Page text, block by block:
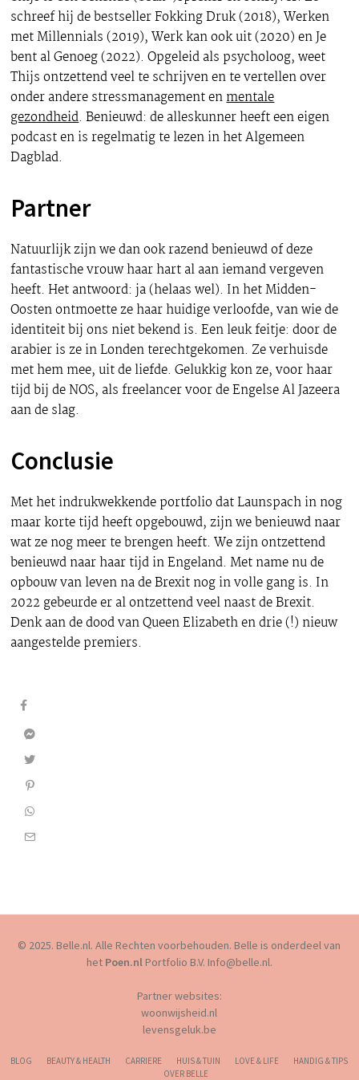
schreef hij de bestseller Fokking Druk (2018), Werken
met Millennials (2019), Werk kan ook uit (2020) en Je
bent al Genoeg (2022). Opgeleid als psycholoog, weet
Thijs ontzettend veel te schrijven en te vertellen over
onder andere stressmanagement enmentale
gezondheid. Benieuwd: de alleskunner heeft een eigen
podcast en is regelmatig te lezen in het Algemeen
Dagblad.
Partner
Natuurlijk zijn we dan ook razend benieuwd of deze
fantastische vrouw haar hart al aan iemand vergeven
heeft. Het antwoord: ja (helaas wel). In het Midden-
Oosten ontmoette ze haar huidige verloofde, van wie de
identiteit bij ons niet bekend is. Een leuk feitje: door de
arabier is ze in Londen terechtgekomen. Ze verhuisde
met hem mee, uit de liefde. Gelukkig kon ze, voor haar
tijd bij de NOS, als freelancer voor de Engelse Al Jazeera
aan de slag.
Conclusie
Met het indrukwekkende portfolio dat Launspach in nog
maar korte tijd heeft opgebouwd, zijn we benieuwd naar
wat ze nog meer te brengen heeft. We zijn ontzettend
benieuwd naar haar tijd in Engeland. Met name nu de
opbouw van leven na de Brexit nog in volle gang is. In
2022 gebeurde er al ontzettend veel naast de Brexit.
Denk aan de dood van Queen Elizabeth en drie (!) nieuw
aangestelde premiers.
© 2025. Belle.nl. Alle Rechten voorbehouden. Belle is onderdeel van
het Poen.nlPortfolio B.V. Info@belle.nl.
Partner websites:
woonwijsheid.nl
levensgeluk.be
BLOG BEAUTY & HEALTH CARRIERE HUIS & TUIN LOVE & LIFE
HANDIG & TIPS
OVER BELLE